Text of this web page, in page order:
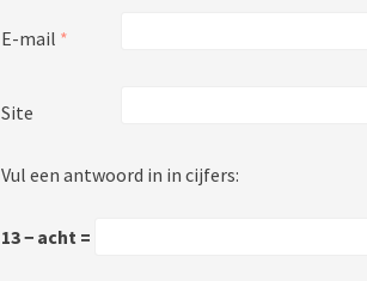
E-mail *
Site
Vul een antwoord in in cijfers:
13 − acht =